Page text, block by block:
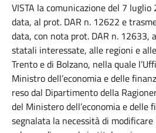
VISTA la comunicazione del 7
data, al prot. DAR n. 12622 e
data, con nota prot. DAR n. 12633,
statali interessate, alle regioni e
Trento e di Bolzano, nella quale
Ministro dell’economia e delle
reso dal Dipartimento della
del Ministero dell’economia e delle
segnalata la necessità di